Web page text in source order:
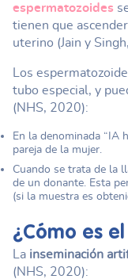
espermatozoides
tienen que
uterino (Jain y
Los
tubo especial, y
(NHS, 2020):
En la denominada “IA
pareja de la mujer.
Cuando se trata de la
de un donante. Esta
(si la muestra es
¿Cómo es
La inseminación
(NHS, 2020):